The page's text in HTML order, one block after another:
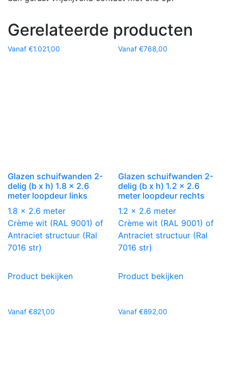
Gerelateerde producten
Vanaf €1.021,00
Glazen schuifwanden 2-
delig (b x h) 1.8 x 2.6
meter loopdeur links
1.8 x 2.6 meter
Crème wit (RAL 9001) of
Antraciet structuur (Ral
7016 str)
Product bekijken
Vanaf €768,00
Glazen schuifwanden 2-
delig (b x h) 1.2 x 2.6
meter loopdeur rechts
1.2 x 2.6 meter
Crème wit (RAL 9001) of
Antraciet structuur (Ral
7016 str)
Product bekijken
Vanaf €821,00 Vanaf €892,00